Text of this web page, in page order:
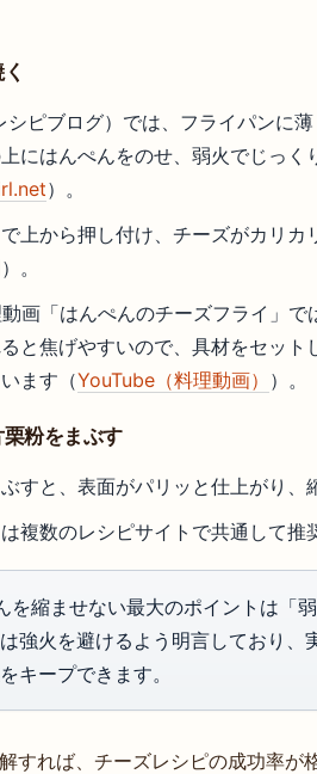
ピブログ）では、フライパンに
にはんぺんをのせ、弱火でじっく
）。
上から押し付け、チーズがカリカ
。
画「はんぺんのチーズフライ」で
と焦げやすいので、具材をセット
ます（YouTube（料理動画） ）。
粉をまぶす
すと、表面がパリッと仕上がり、
複数のレシピサイトで共通して推
を縮ませない最大のポイントは「
強火を避けるよう明言しており、
キープできます。
すれば、チーズレシピの成功率が